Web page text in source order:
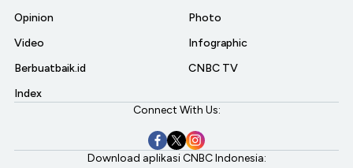
Opinion
Video
Berbuatbaik.id
Index
Photo
Infographic
CNBC TV
Connect With Us:
Download aplikasi CNBC Indonesia: